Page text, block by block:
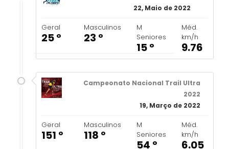
22, Maio de 2022
Geral
25 º
Masculinos
23 º
M
Seniores
15 º
Méd.
km/h
9.76
Campeonato Nacional Trail Ultra
2022
19, Março de 2022
Geral
151 º
Masculinos
118 º
M
Seniores
54 º
Méd.
km/h
6.05